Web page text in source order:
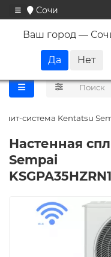
Сочи
Ваш город —
система Kentatsu
Настенная
Sempai